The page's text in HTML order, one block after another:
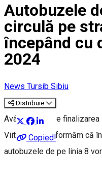
Autobuzele
circulă pe
începând cu
2024
News Tursib Sibiu
Distribuie
Copied!
Având în vedere
Viitorului, vă informăm că
autobuzele de pe linia 8